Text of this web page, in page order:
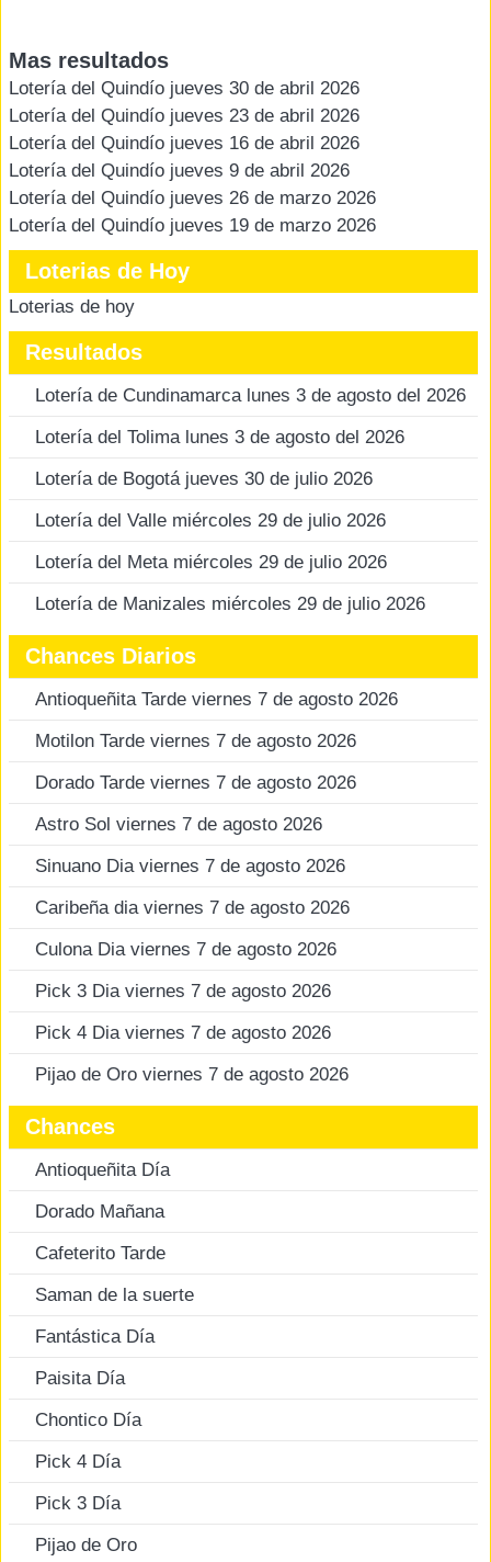
Mas resultados
Lotería del Quindío jueves 30 de abril 2026
Lotería del Quindío jueves 23 de abril 2026
Lotería del Quindío jueves 16 de abril 2026
Lotería del Quindío jueves 9 de abril 2026
Lotería del Quindío jueves 26 de marzo 2026
Lotería del Quindío jueves 19 de marzo 2026
Loterias de Hoy
Loterias de hoy
Resultados
Lotería de Cundinamarca lunes 3 de agosto del 2026
Lotería del Tolima lunes 3 de agosto del 2026
Lotería de Bogotá jueves 30 de julio 2026
Lotería del Valle miércoles 29 de julio 2026
Lotería del Meta miércoles 29 de julio 2026
Lotería de Manizales miércoles 29 de julio 2026
Chances Diarios
Antioqueñita Tarde viernes 7 de agosto 2026
Motilon Tarde viernes 7 de agosto 2026
Dorado Tarde viernes 7 de agosto 2026
Astro Sol viernes 7 de agosto 2026
Sinuano Dia viernes 7 de agosto 2026
Caribeña dia viernes 7 de agosto 2026
Culona Dia viernes 7 de agosto 2026
Pick 3 Dia viernes 7 de agosto 2026
Pick 4 Dia viernes 7 de agosto 2026
Pijao de Oro viernes 7 de agosto 2026
Chances
Antioqueñita Día
Dorado Mañana
Cafeterito Tarde
Saman de la suerte
Fantástica Día
Paisita Día
Chontico Día
Pick 4 Día
Pick 3 Día
Pijao de Oro